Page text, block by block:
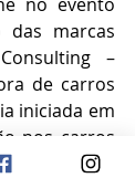
das marcas
–
de carros
iniciada em
nos carros
construtiva